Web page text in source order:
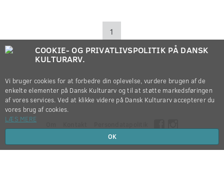
1
Copyright © 2012-2026
COOKIE- OG PRIVATLIVSPOLITIK PÅ DANSK
KULTURARV.
Vi bruger cookies for at forbedre din oplevelse, vurdere brugen af de
enkelte elementer på Dansk Kulturarv og til at støtte markedsføringen
af vores services. Ved at klikke videre på Dansk Kulturarv accepterer du
vores brug af cookies.
LÆS MERE
OK